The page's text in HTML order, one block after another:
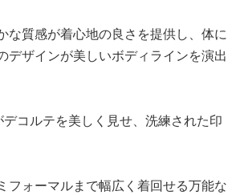
な質感が着心地の良さを提供し、体に
デザインが美しいボディラインを演出
コルテを美しく見せ、洗練された印
フォーマルまで幅広く着回せる万能な